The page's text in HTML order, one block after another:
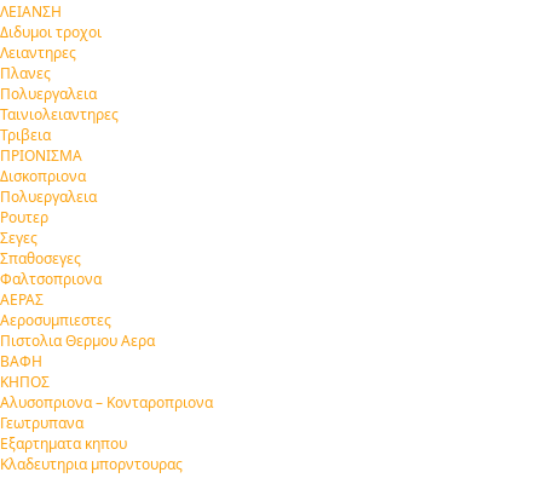
ΛΕΙΑΝΣΗ
Διδυμοι τροχοι
Λειαντηρες
Πλανες
Πολυεργαλεια
Ταινιολειαντηρες
Τριβεια
ΠΡΙΟΝΙΣΜΑ
Δισκοπριονα
Πολυεργαλεια
Ρουτερ
Σεγες
Σπαθοσεγες
Φαλτσοπριονα
ΑΕΡΑΣ
Αεροσυμπιεστες
Πιστολια Θερμου Αερα
ΒΑΦΗ
ΚΗΠΟΣ
Αλυσοπριονα – Κονταροπριονα
Γεωτρυπανα
Εξαρτηματα κηπου
Κλαδευτηρια μπορντουρας